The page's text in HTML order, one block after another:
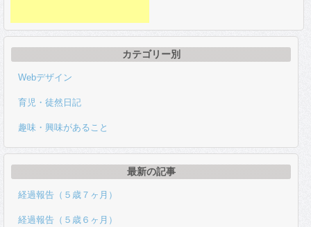
カテゴリー別
Webデザイン
育児・徒然日記
趣味・興味があること
最新の記事
経過報告（５歳７ヶ月）
経過報告（５歳６ヶ月）